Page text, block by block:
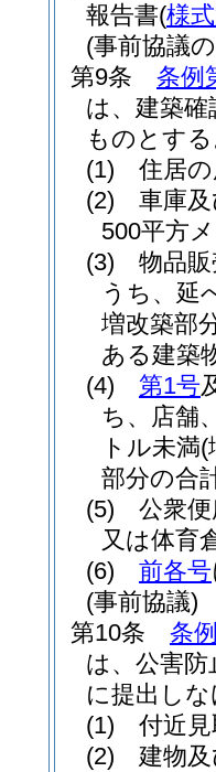
報告書(様
(事前協議
第9条
条例
は、建築
ものとす
(1)
住居
(2)
車庫
500平方
(3)
物品
うち、延
増改築部
ある建築
(4)
第1号
ち、店舗
トル未満(
部分の合
(5)
公衆
又は体育
(6)
前各号
(事前協議)
第10条
条
は、公害防
に提出し
(1)
付近
(2)
建物